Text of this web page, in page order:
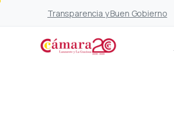
Transparencia y Buen Gobierno